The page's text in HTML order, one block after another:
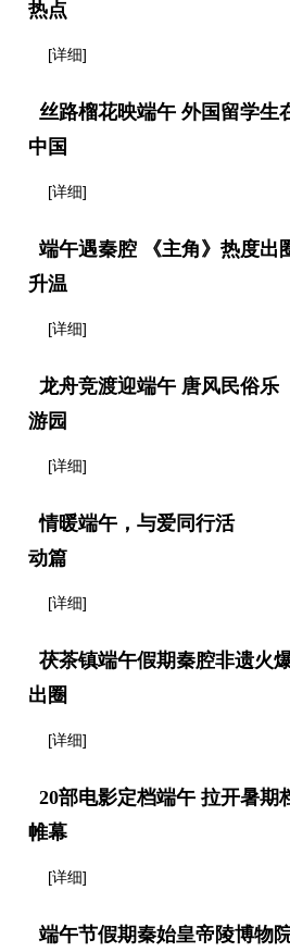
热点
[详细]
丝路榴花映端午 外国留学生
中国
[详细]
端午遇秦腔 《主角》热度出
升温
[详细]
龙舟竞渡迎端午 唐风民俗乐
游园
[详细]
情暖端午，与爱同行活
动篇
[详细]
茯茶镇端午假期秦腔非遗火
出圈
[详细]
20部电影定档端午 拉开暑期
帷幕
[详细]
端午节假期秦始皇帝陵博物